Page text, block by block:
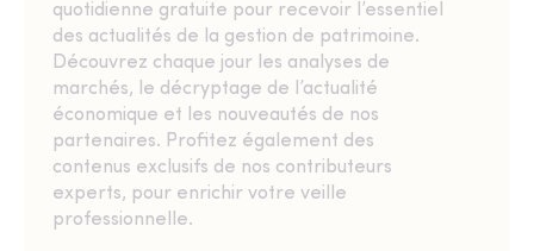
quotidienne gratuite pour recevoir l’essentiel
des actualités de la gestion de patrimoine.
Découvrez chaque jour les analyses de
marchés, le décryptage de l’actualité
économique et les nouveautés de nos
partenaires. Profitez également des
contenus exclusifs de nos contributeurs
experts, pour enrichir votre veille
professionnelle.